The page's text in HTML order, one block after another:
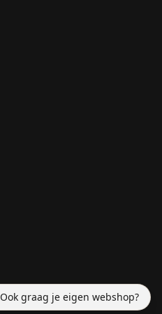
Ook graag je eigen webshop?